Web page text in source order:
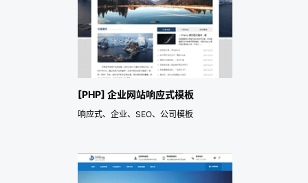
[PHP] 企业网站响应式模板
响应式、企业、SEO、公司模板